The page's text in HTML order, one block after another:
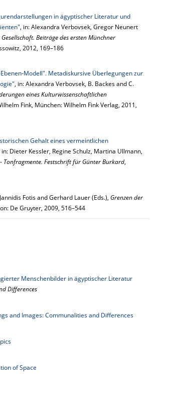
in ägyptischer Literatur und
, in: Alexandra Verbovsek, Gregor Neunert
Beiträge des ersten Münchner
2012, 169–186
Modell". Metadiskursive Überlegungen zur
, in: Alexandra Verbovsek, B. Backes and C.
eines Kulturwissenschaftlichen
Fink, München: Wilhelm Fink Verlag, 2011,
Gehalt eines vermeintlichen
in: Dieter Kessler, Regine Schulz, Martina Ullmann,
- Tonfragmente. Festschrift für Günter Burkard,
Fotis and Gerhard Lauer (Eds.), Grenzen der
De Gruyter, 2009, 516–544
Menschenbilder in ägyptischer Literatur
Differences
and Images: Communalities and Differences
of Space